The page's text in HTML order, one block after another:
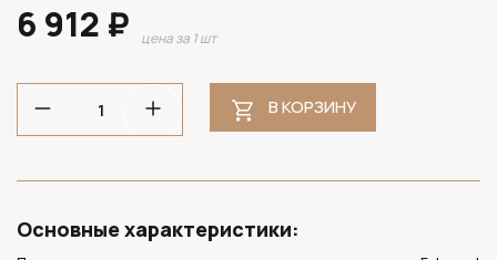
6 912 ₽ цена за 1 шт
В КОРЗИНУ
Основные характеристики: